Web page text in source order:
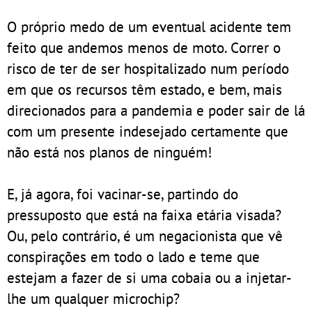
O próprio medo de um eventual acidente tem
feito que andemos menos de moto. Correr o
risco de ter de ser hospitalizado num período
em que os recursos têm estado, e bem, mais
direcionados para a pandemia e poder sair de lá
com um presente indesejado certamente que
não está nos planos de ninguém!
E, já agora, foi vacinar-se, partindo do
pressuposto que está na faixa etária visada?
Ou, pelo contrário, é um negacionista que vê
conspirações em todo o lado e teme que
estejam a fazer de si uma cobaia ou a injetar-
lhe um qualquer microchip?